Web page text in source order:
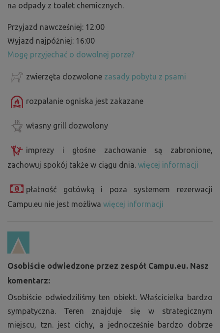
na odpady z toalet chemicznych.
Przyjazd nawcześniej: 12:00
Wyjazd najpóźniej: 16:00
Mogę przyjechać o dowolnej porze?
zwierzęta dozwolone zasady pobytu z psami
rozpalanie ogniska jest zakazane
własny grill dozwolony
imprezy i głośne zachowanie są zabronione,
zachowuj spokój także w ciągu dnia. więcej informacji
płatność gotówką i poza systemem rezerwacji
Campu.eu nie jest możliwa więcej informacji
Osobiście odwiedzone przez zespół Campu.eu. Nasz
komentarz:
Osobiście odwiedziliśmy ten obiekt. Właścicielka bardzo
sympatyczna. Teren znajduje się w strategicznym
miejscu, tzn. jest cichy, a jednocześnie bardzo dobrze